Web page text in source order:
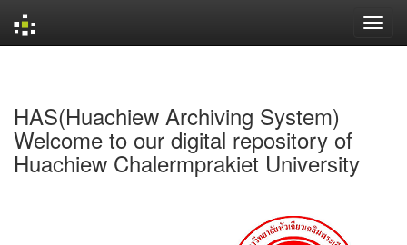
HAS(Huachiew Archiving System)
Welcome to our digital repository of
Huachiew Chalermprakiet University